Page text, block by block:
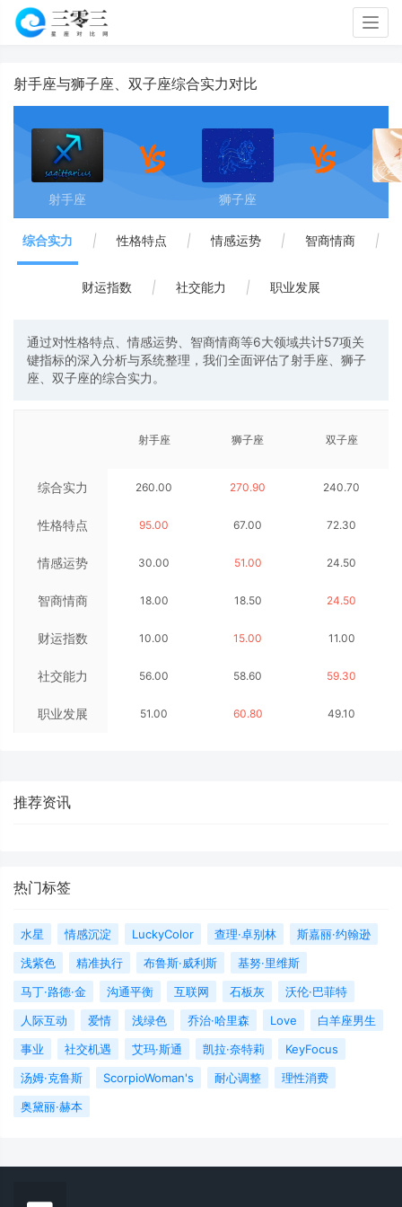
射手座与狮子座、双子座综合实力对比
射手座 狮子座
综合实力 | 性格特点 | 情感运势 | 智商情商 |
财运指数 | 社交能力 | 职业发展
通过对性格特点、情感运势、智商情商等6大领域共计57项关
键指标的深入分析与系统整理，我们全面评估了射手座、狮子
座、双子座的综合实力。
综合实力
性格特点
情感运势
智商情商
财运指数
社交能力
职业发展
射手座
260.00
95.00
30.00
18.00
10.00
56.00
51.00
狮子座
270.90
67.00
51.00
18.50
15.00
58.60
60.80
双子座
240.70
72.30
24.50
24.50
11.00
59.30
49.10
推荐资讯
热门标签
水星 情感沉淀 LuckyColor 查理·卓别林
斯嘉丽·约翰逊
浅紫色
精准执行 布鲁斯·威利斯
基努·里维斯
马丁·路德·金
沟通平衡 互联网 石板灰
沃伦·巴菲特
人际互动
爱情 浅绿色 乔治·哈里森 Love
白羊座男生
事业
社交机遇 艾玛·斯通 凯拉·奈特莉
KeyFocus
汤姆·克鲁斯
ScorpioWoman's 耐心调整
理性消费
奥黛丽·赫本